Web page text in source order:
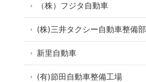
（株）フジタ自動車
(株)三井タクシー自動車整備部
新里自動車
(有)節田自動車整備工場